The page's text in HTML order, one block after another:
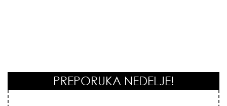
PREPORUKA NEDELJE!